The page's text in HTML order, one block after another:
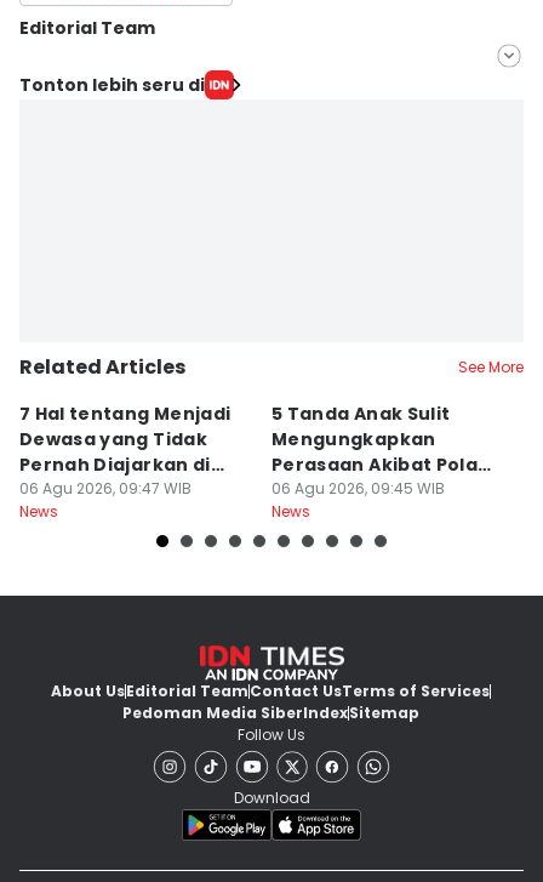
Editorial Team
Editor
Tonton lebih seru di
Related Articles See More
7 Hal tentang Menjadi
Dewasa yang Tidak
Pernah Diajarkan di
Sekolah
06 Agu 2026, 09:47 WIB
News
5 Tanda Anak Sulit
Mengungkapkan
Perasaan Akibat Pola
Asuh Orangtua
06 Agu 2026, 09:45 WIB
News
About UsEditorial TeamContact UsTerms of Services
Pedoman Media SiberIndexSitemap
Follow Us
Download